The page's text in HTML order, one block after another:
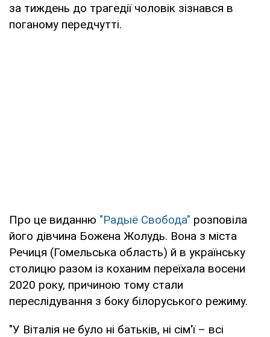
за тиждень до трагедії чоловік зізнався в
поганому передчутті.
Про це виданню "Радыё Свобода" розповіла
його дівчина Божена Жолудь. Вона з міста
Речиця (Гомельська область) й в українську
столицю разом із коханим переїхала восени
2020 року, причиною тому стали
переслідування з боку білоруського режиму.
"У Віталія не було ні батьків, ні сім'ї – всі